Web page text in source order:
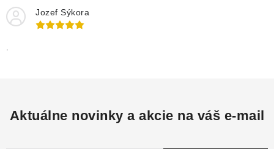
Jozef Sýkora
Aktuálne novinky a akcie na váš e-mail